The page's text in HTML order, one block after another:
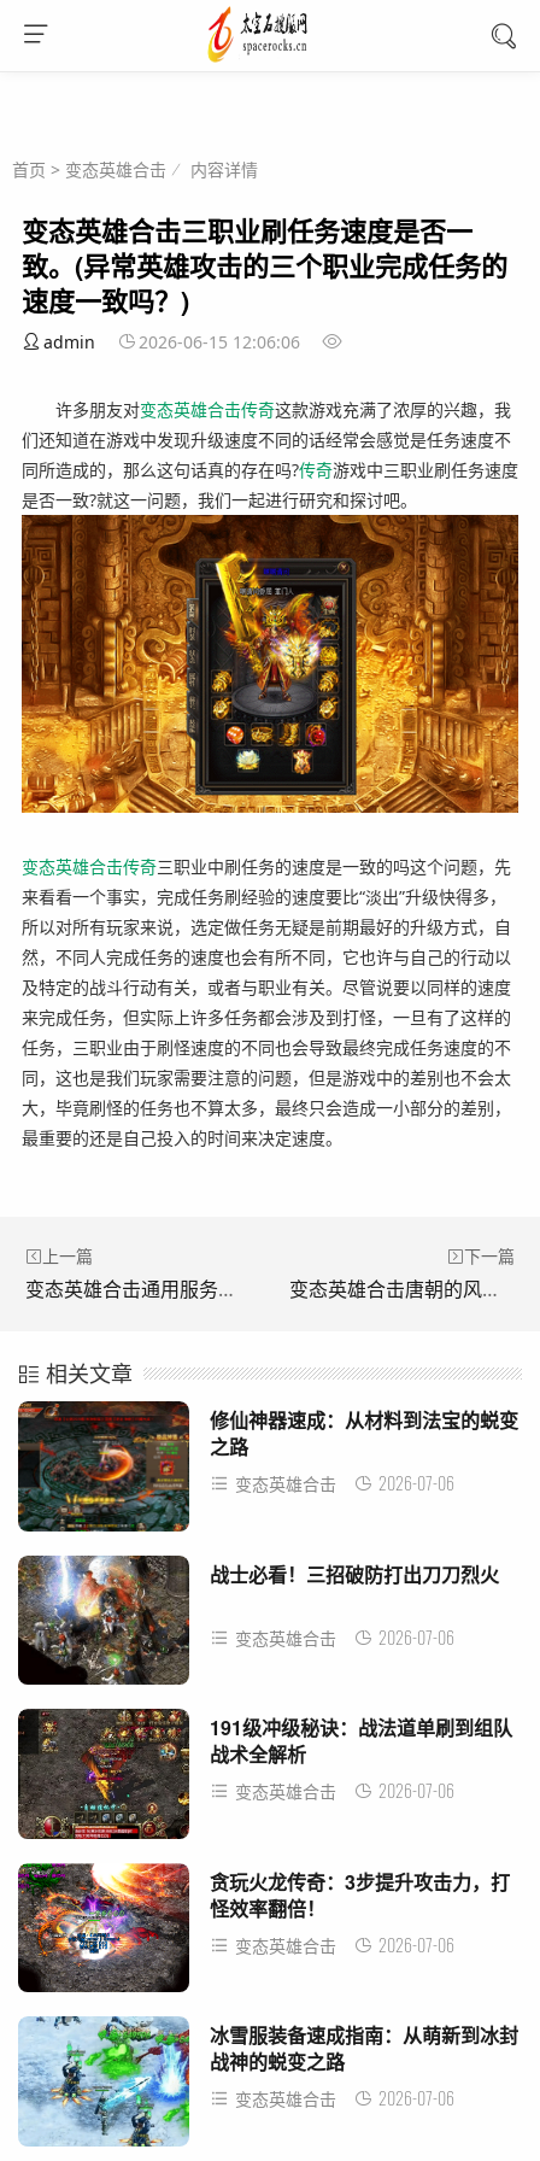
首页 > 变态英雄合击 内容详情
变态英雄合击三职业刷任务速度是否一
致。(异常英雄攻击的三个职业完成任务的
速度一致吗？)
admin 2026-06-15 12:06:06
许多朋友对变态英雄合击传奇这款游戏充满了浓厚的兴趣，我
们还知道在游戏中发现升级速度不同的话经常会感觉是任务速度不
同所造成的，那么这句话真的存在吗?传奇游戏中三职业刷任务速度
是否一致?就这一问题，我们一起进行研究和探讨吧。
变态英雄合击传奇三职业中刷任务的速度是一致的吗这个问题，先
来看看一个事实，完成任务刷经验的速度要比“淡出”升级快得多，
所以对所有玩家来说，选定做任务无疑是前期最好的升级方式，自
然，不同人完成任务的速度也会有所不同，它也许与自己的行动以
及特定的战斗行动有关，或者与职业有关。尽管说要以同样的速度
来完成任务，但实际上许多任务都会涉及到打怪，一旦有了这样的
任务，三职业由于刷怪速度的不同也会导致最终完成任务速度的不
同，这也是我们玩家需要注意的问题，但是游戏中的差别也不会太
大，毕竟刷怪的任务也不算太多，最终只会造成一小部分的差别，
最重要的还是自己投入的时间来决定速度。
上一篇
变态英雄合击通用服务系统功能介绍。(异常英雄出击总服系统功能介绍。)
下一篇
变态英雄合击唐朝的风华，怎样开启隋唐的暴虐。(变态英雄们是如何冲击唐朝的辉煌，掀起隋唐暴政的？)
相关文章
修仙神器速成：从材料到法宝的蜕变
之路
变态英雄合击 2026-07-06
战士必看！三招破防打出刀刀烈火
变态英雄合击 2026-07-06
191级冲级秘诀：战法道单刷到组队
战术全解析
变态英雄合击 2026-07-06
贪玩火龙传奇：3步提升攻击力，打
怪效率翻倍！
变态英雄合击 2026-07-06
冰雪服装备速成指南：从萌新到冰封
战神的蜕变之路
变态英雄合击 2026-07-06